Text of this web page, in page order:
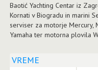
Baotić Yachting Centar iz
Kornati v Biogradu in marini
serviser za motorje Mercury,
Yamaha ter motorna plovila
VREME